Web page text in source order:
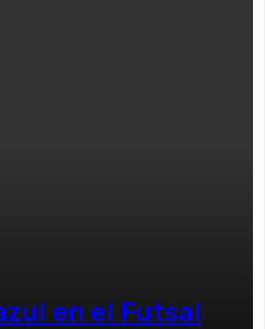
en el Futsal